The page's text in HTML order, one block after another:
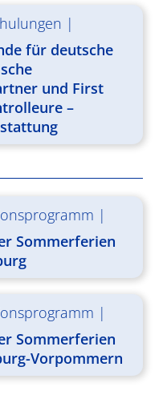
g
n
c
h
e
u
n
d
A
A
h
e
N
a
g
|
für deutsche
und First
–
|
Sommerferien
|
Sommerferien
Vorpommern